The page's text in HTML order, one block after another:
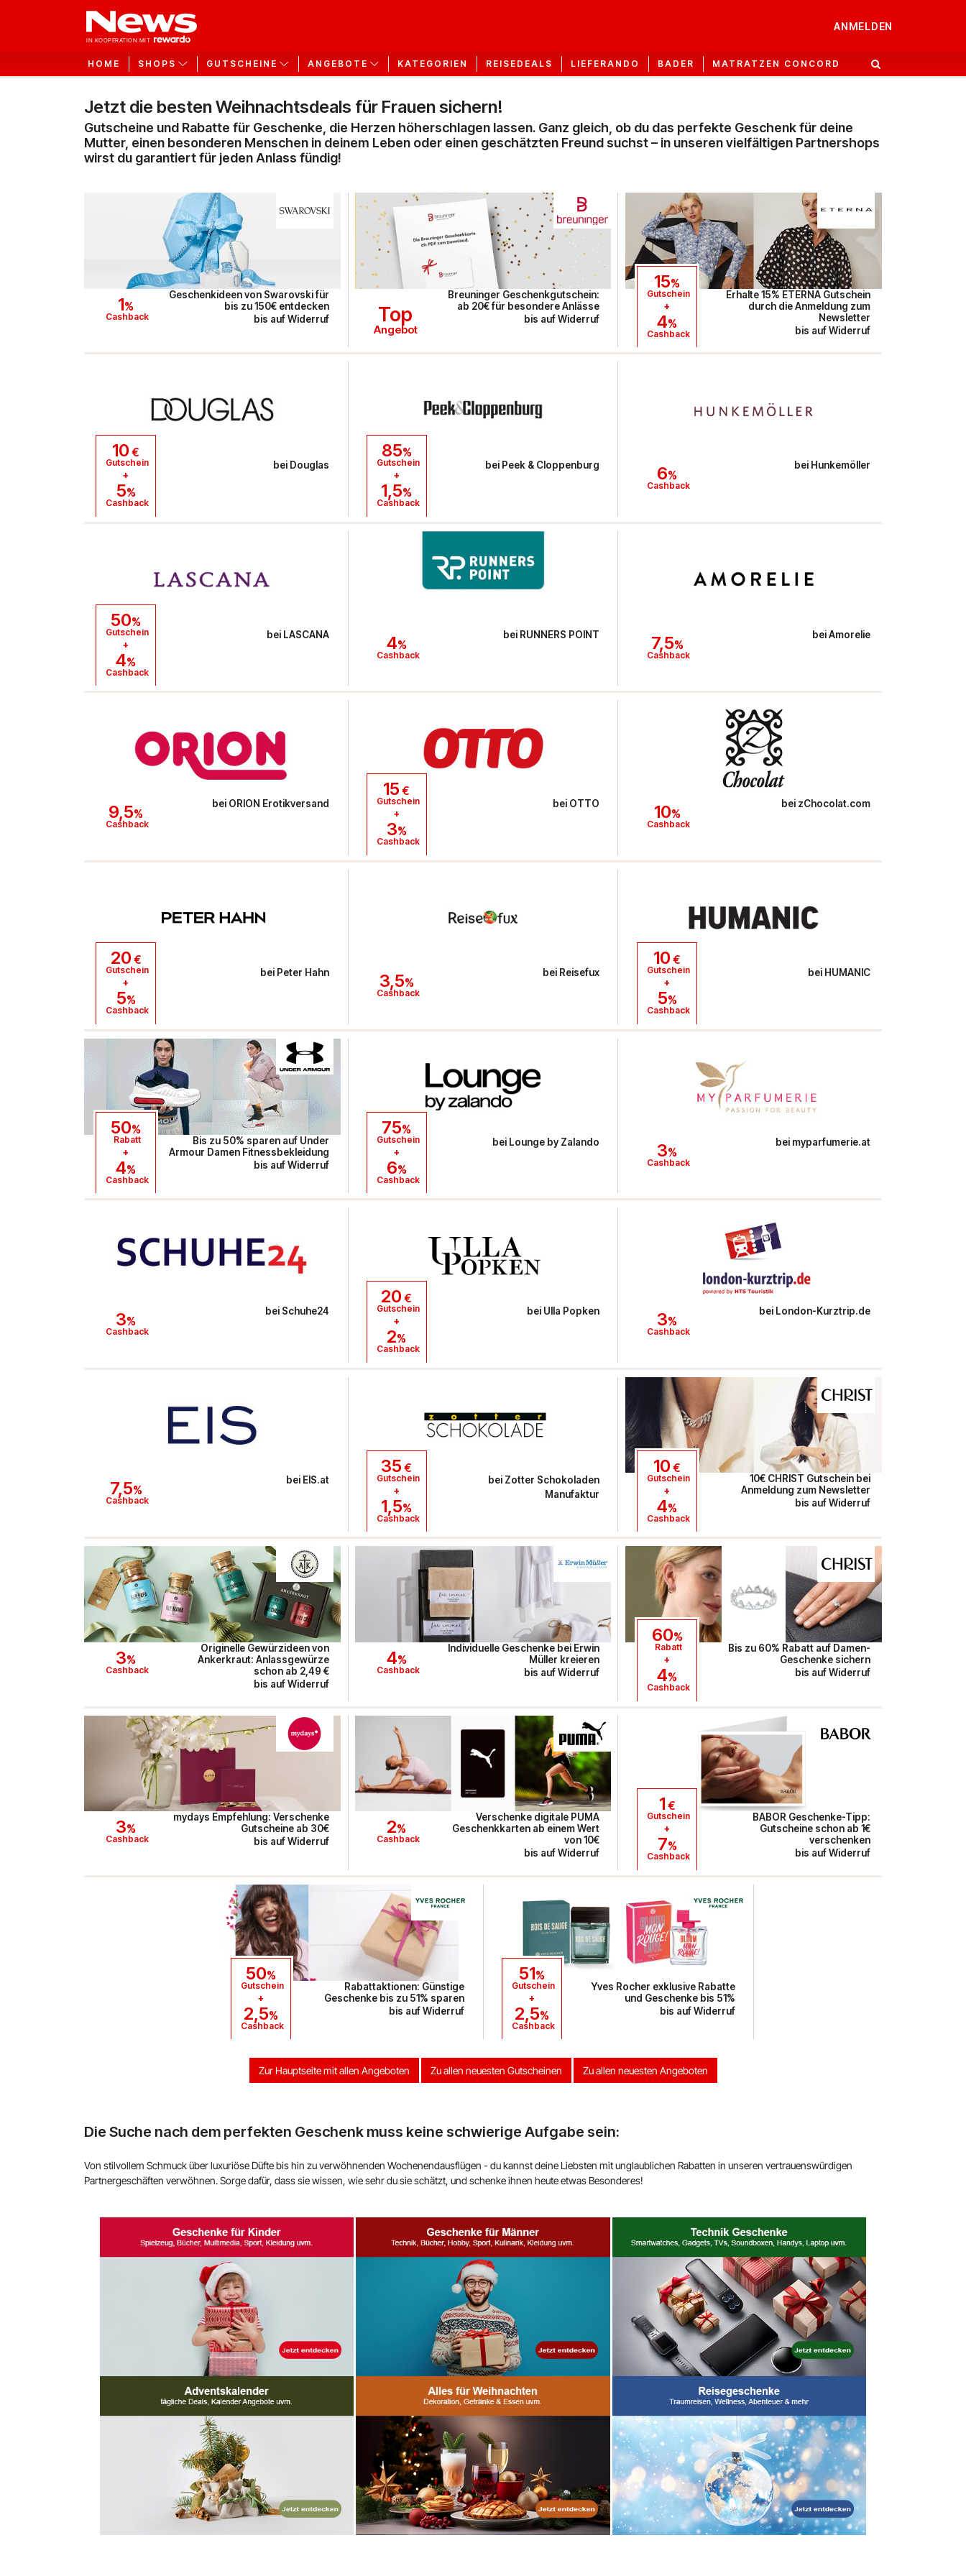
ANMELDEN
HOME SHOPS GUTSCHEINE ANGEBOTE KATEGORIEN REISEDEALS LIEFERANDO BADER MATRATZEN CONCORD
Jetzt die besten Weihnachtsdeals für Frauen sichern!
Gutscheine und Rabatte für Geschenke, die Herzen höherschlagen lassen. Ganz gleich, ob du das perfekte Geschenk für deine
Mutter, einen besonderen Menschen in deinem Leben oder einen geschätzten Freund suchst – in unseren vielfältigen Partnershops
wirst du garantiert für jeden Anlass fündig!
1%
Cashback
Geschenkideen von Swarovski für
bis zu 150€ entdecken
bis auf Widerruf
Top
Angebot
Breuninger Geschenkgutschein:
ab 20€ für besondere Anlässe
bis auf Widerruf
15%
Gutschein
+
4%
Cashback
Erhalte 15% ETERNA Gutschein
durch die Anmeldung zum
Newsletter
bis auf Widerruf
10 €
Gutschein
+
5%
Cashback
bei Douglas
85%
Gutschein
+
1,5%
Cashback
bei Peek & Cloppenburg 6%
Cashback
bei Hunkemöller
50%
Gutschein
+
4%
Cashback
bei LASCANA 4%
Cashback
bei RUNNERS POINT 7,5%
Cashback
beiAmorelie
9,5%
Cashback
bei ORION Erotikversand
15 €
Gutschein
+
3%
Cashback
bei OTTO 10%
Cashback
bei zChocolat.com
20 €
Gutschein
+
5%
Cashback
bei Peter Hahn 3,5%
Cashback
bei Reisefux
10 €
Gutschein
+
5%
Cashback
bei HUMANIC
50%
Rabatt
+
4%
Cashback
Bis zu 50% sparen auf Under
Armour Damen Fitnessbekleidung
bis auf Widerruf
75%
Gutschein
+
6%
Cashback
bei Lounge by Zalando 3%
Cashback
bei myparfumerie.at
3%
Cashback
bei Schuhe24
20 €
Gutschein
+
2%
Cashback
bei Ulla Popken 3%
Cashback
bei London-Kurztrip.de
7,5%
Cashback
bei EIS.at
35 €
Gutschein
+
1,5%
Cashback
bei Zotter Schokoladen
Manufaktur
10 €
Gutschein
+
4%
Cashback
10€ CHRIST Gutschein bei
Anmeldung zum Newsletter
bis auf Widerruf
3%
Cashback
Originelle Gewürzideen von
Ankerkraut: Anlassgewürze
schon ab 2,49 €
bis auf Widerruf
4%
Cashback
Individuelle Geschenke bei Erwin
Müller kreieren
bis auf Widerruf
60%
Rabatt
+
4%
Cashback
Bis zu 60% Rabatt auf Damen-
Geschenke sichern
bis auf Widerruf
3%
Cashback
mydays Empfehlung: Verschenke
Gutscheine ab 30€
bis auf Widerruf
2%
Cashback
Verschenke digitale PUMA
Geschenkkarten ab einem Wert
von 10€
bis auf Widerruf
1€
Gutschein
+
7%
Cashback
BABOR Geschenke-Tipp:
Gutscheine schon ab 1€
verschenken
bis auf Widerruf
50%
Gutschein
+
2,5%
Cashback
Rabattaktionen: Günstige
Geschenke bis zu 51% sparen
bis auf Widerruf
51%
Gutschein
+
2,5%
Cashback
Yves Rocher exklusive Rabatte
und Geschenke bis 51%
bis auf Widerruf
Zur Hauptseite mit allen Angeboten Zu allen neuesten Gutscheinen Zu allen neuesten Angeboten
Die Suche nach dem perfekten Geschenk muss keine schwierige Aufgabe sein:
Von stilvollem Schmuck über luxuriöse Düfte bis hin zu verwöhnenden Wochenendausflügen - du kannst deine Liebsten mit unglaublichen Rabatten in unseren vertrauenswürdigen
Partnergeschäften verwöhnen. Sorge dafür, dass sie wissen, wie sehr du sie schätzt, und schenke ihnen heute etwas Besonderes!